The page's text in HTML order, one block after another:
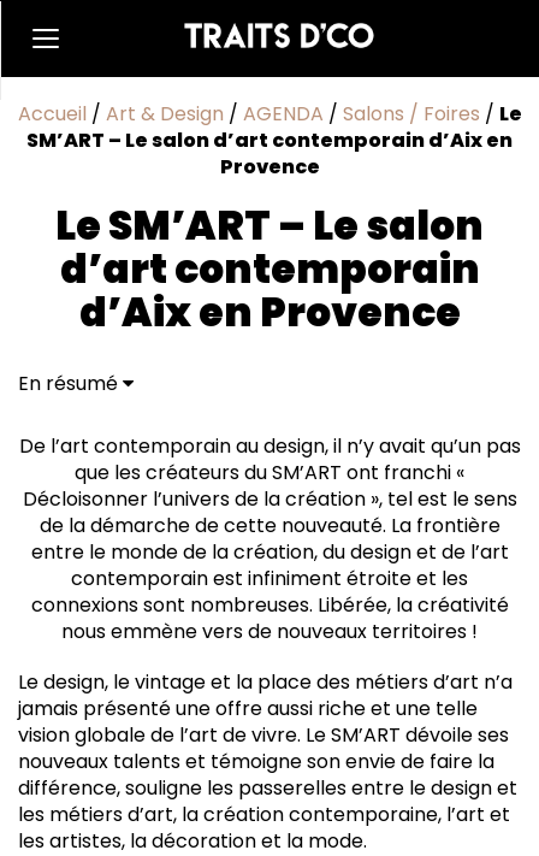
Accueil / Art & Design / AGENDA / Salons / Foires / Le
SM’ART – Le salon d’art contemporain d’Aix en
Provence
Le SM’ART – Le salon
d’art contemporain
d’Aix en Provence
En résumé
De l’art contemporain au design, il n’y avait qu’un pas
que les créateurs du SM’ART ont franchi «
Décloisonner l’univers de la création », tel est le sens
de la démarche de cette nouveauté. La frontière
entre le monde de la création, du design et de l’art
contemporain est infiniment étroite et les
connexions sont nombreuses. Libérée, la créativité
nous emmène vers de nouveaux territoires !
Le design, le vintage et la place des métiers d’art n’a
jamais présenté une offre aussi riche et une telle
vision globale de l’art de vivre. Le SM’ART dévoile ses
nouveaux talents et témoigne son envie de faire la
différence, souligne les passerelles entre le design et
les métiers d’art, la création contemporaine, l’art et
les artistes, la décoration et la mode.